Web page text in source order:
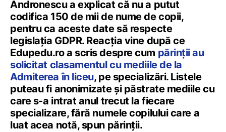
Andronescu a explicat că nu a putut
codifica 150 de mii de nume de copii,
pentru ca aceste date să respecte
legislația GDPR. Reacția vine după ce
Edupedu.ro a scris despre cum părinții au
solicitat clasamentul cu mediile de la
Admiterea în liceu, pe specializări. Listele
puteau fi anonimizate și păstrate mediile cu
care s-a intrat anul trecut la fiecare
specializare, fără numele copilului care a
luat acea notă, spun părinții.